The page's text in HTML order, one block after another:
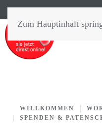
Zum Hauptinhalt
WILLKOMMEN
SPENDEN &